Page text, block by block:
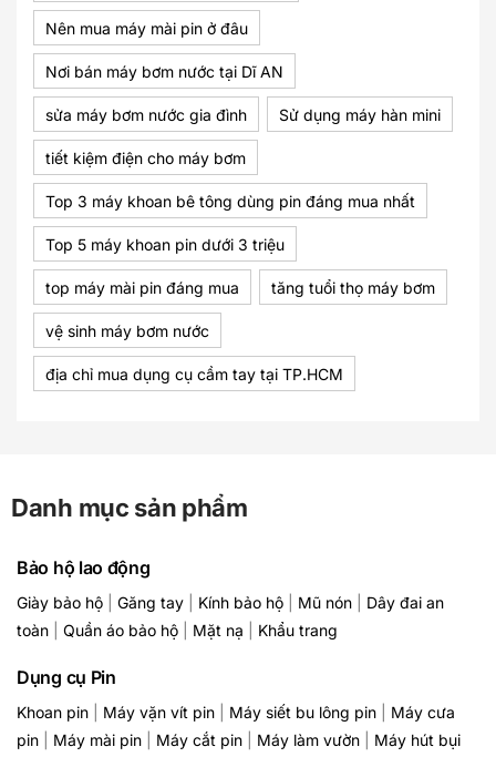
Nên mua máy mài pin ở đâu
Nơi bán máy bơm nước tại Dĩ AN
sửa máy bơm nước gia đình Sử dụng máy hàn mini
tiết kiệm điện cho máy bơm
Top 3 máy khoan bê tông dùng pin đáng mua nhất
Top 5 máy khoan pin dưới 3 triệu
top máy mài pin đáng mua tăng tuổi thọ máy bơm
vệ sinh máy bơm nước
địa chỉ mua dụng cụ cầm tay tại TP.HCM
Danh mục sản phẩm
Bảo hộ lao động
Giày bảo hộ Găng tay Kính bảo hộ Mũ nón
Dây đai an
toàn
Quần áo bảo hộ Mặt nạ Khẩu trang
Dụng cụ Pin
Khoan pin Máy vặn vít pin Máy siết bu lông pin
Máy cưa
pin
Máy mài pin Máy cắt pin Máy làm vườn
Máy hút bụi